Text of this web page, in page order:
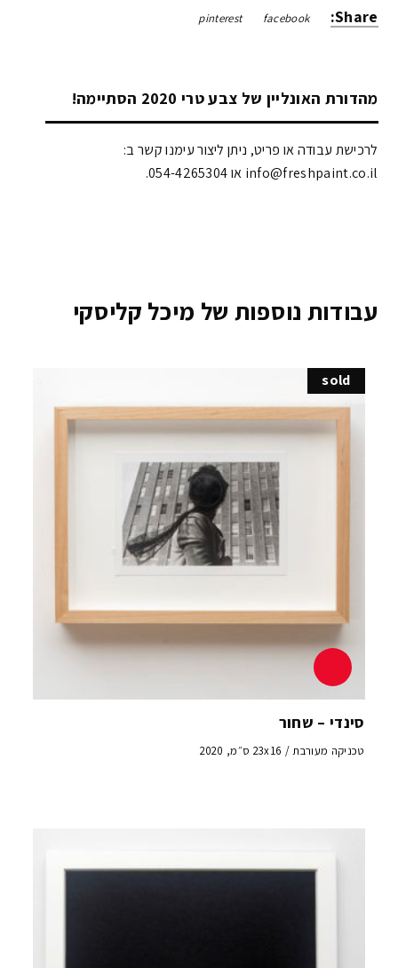
Share:
facebook
pinterest
מהדורת האונליין של צבע טרי 2020 הסתיימה!
לרכישת עבודה או פריט, ניתן ליצור עימנו קשר ב:
info@freshpaint.co.il‏ או 054-4265304.
עבודות נוספות של מיכל קליסקי
sold
סינדי – שחור
טכניקה מעורבת / 23x16 ס״מ, 2020